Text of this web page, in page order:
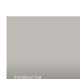
Новости